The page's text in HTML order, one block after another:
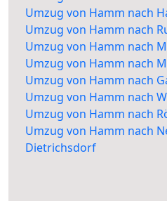
Umzug von Hamm nach
Umzug von Hamm nach
Umzug von Hamm nach
Umzug von Hamm nach
Umzug von Hamm nach
Umzug von Hamm nach
Umzug von Hamm nach
Umzug von Hamm nach
Dietrichsdorf